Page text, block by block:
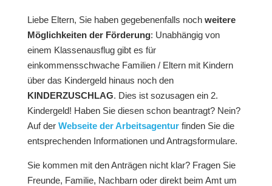
Liebe Eltern, Sie haben gegebenenfalls noch weitere
Möglichkeiten der Förderung: Unabhängig von
einem Klassenausflug gibt es für
einkommensschwache Familien / Eltern mit Kindern
über das Kindergeld hinaus noch den
KINDERZUSCHLAG. Dies ist sozusagen ein 2.
Kindergeld! Haben Sie diesen schon beantragt? Nein?
Auf der Webseite der Arbeitsagenturfinden Sie die
entsprechenden Informationen und Antragsformulare.
Sie kommen mit den Anträgen nicht klar? Fragen Sie
Freunde, Familie, Nachbarn oder direkt beim Amt um